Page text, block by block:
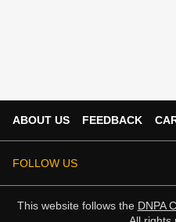
ABOUT US FEEDBACK
FOLLOW US
This website follows the DNPA